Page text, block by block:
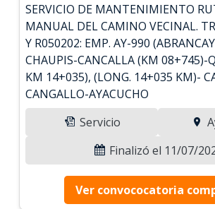
SERVICIO DE MANTENIMIENTO
MANUAL DEL CAMINO VECINAL.
Y R050202: EMP. AY-990
CHAUPIS-CANCALLA (KM 08+745)-
KM 14+035), (LONG. 14+035 KM)-
CANGALLO-AYACUCHO
Servicio
Finalizó el 11/07/
Ver convococatoria